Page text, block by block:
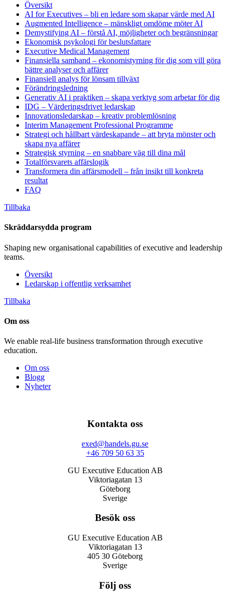
Översikt
AI for Executives – bli en ledare som skapar värde med AI
Augmented Intelligence – mänskligt omdöme möter AI
Demystifying AI – förstå AI, möjligheter och begränsningar
Ekonomisk psykologi för beslutsfattare
Executive Medical Management
Finansiella samband – ekonomistyrning för dig som vill göra
bättre analyser och affärer
Finansiell analys för lönsam tillväxt
Förändringsledning
Generativ AI i praktiken – skapa verktyg som arbetar för dig
IDG – Värderingsdrivet ledarskap
Innovationsledarskap – kreativ problemlösning
Interim Management Professional Programme
Strategi och hållbart värdeskapande – att bryta mönster och
skapa nya affärer
Strategisk styrning – en snabbare väg till dina mål
Totalförsvarets affärslogik
Transformera din affärsmodell – från insikt till konkreta
resultat
FAQ
Tillbaka
Skräddarsydda program
Shaping new organisational capabilities of executive and leadership
teams.
Översikt
Ledarskap i offentlig verksamhet
Tillbaka
Om oss
We enable real-life business transformation through executive
education.
Om oss
Blogg
Nyheter
Kontakta oss
exed@handels.gu.se
+46 709 50 63 35
GU Executive Education AB
Viktoriagatan 13
Göteborg
Sverige
Besök oss
GU Executive Education AB
Viktoriagatan 13
405 30 Göteborg
Sverige
Följ oss